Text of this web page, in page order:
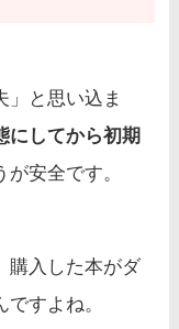
」と思い込ま
にしてから初期
安全です。
購入した本がダ
すよね。